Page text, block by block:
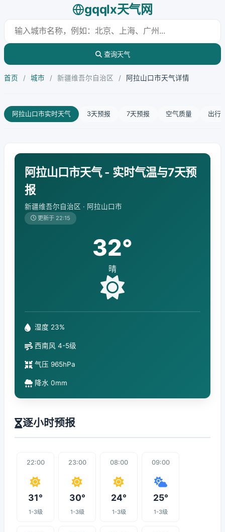
gqqlx天气网
查询天气
首页 / 城市 / 新疆维吾尔自治区 / 阿拉山口市天气详情
阿拉山口市实时天气 3天预报 7天预报 空气质量 出行
阿拉山口市天气 - 实时气温与7天预
报
新疆维吾尔自治区 · 阿拉山口市
更新于 22:15
32°
晴
湿度 23%
西南风 4-5级
气压 965hPa
降水 0mm
逐小时预报
22:00
31°
1-3级
23:00
30°
1-3级
08:00
24°
1-3级
09:00
25°
1-3级